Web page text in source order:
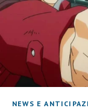
NEWS E